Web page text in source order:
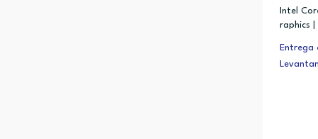
Intel
raphics |
Entrega